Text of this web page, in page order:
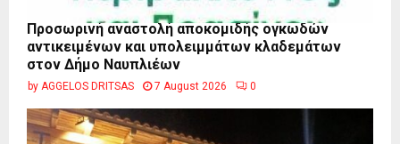
Προσωρινή αναστολή αποκομιδής ογκωδών
αντικειμένων και υπολειμμάτων κλαδεμάτων
στον Δήμο Ναυπλιέων
by AGGELOS DRITSAS 7 August 2026 0